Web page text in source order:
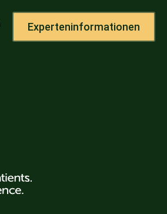
Experteninformationen